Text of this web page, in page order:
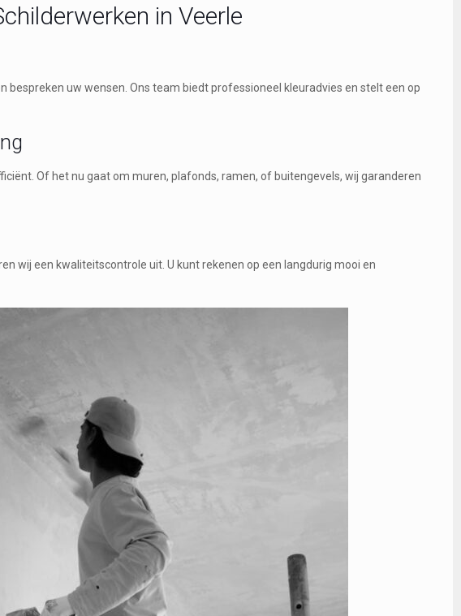
in Veerle
bespreken uw wensen. Ons team biedt professioneel kleuradvies en stelt een op
Of het nu gaat om muren, plafonds, ramen, of buitengevels, wij garanderen
wij een kwaliteitscontrole uit. U kunt rekenen op een langdurig mooi en